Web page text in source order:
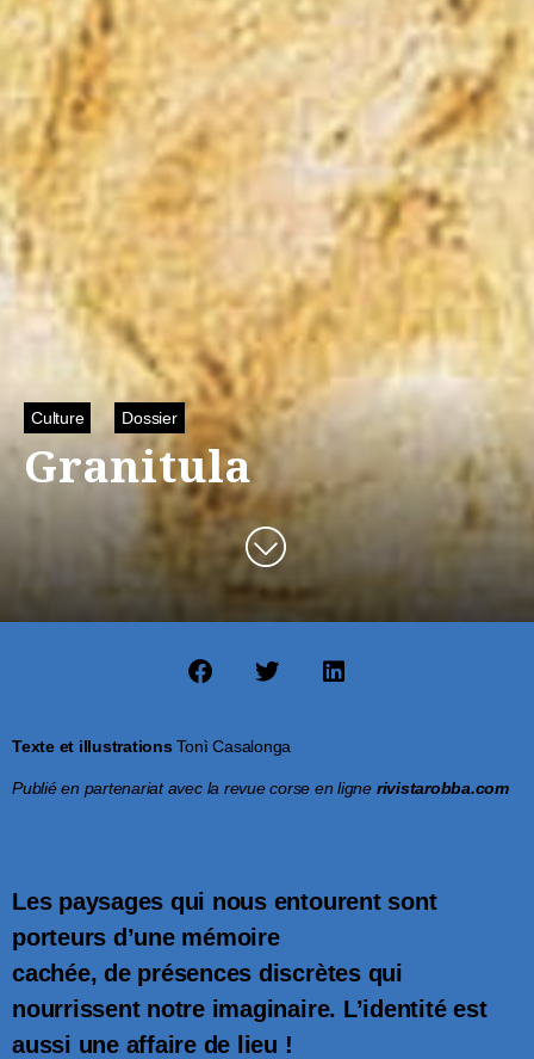
Culture Dossier
Granitula
Texte et illustrationsTonì Casalonga
Publié en partenariat avec la revue corse en ligne rivistarobba.com
Les paysages qui nous entourent sont
porteurs d’une mémoire
cachée, de présences discrètes qui
nourrissent notre imaginaire. L’identité est
aussi une affaire de lieu !